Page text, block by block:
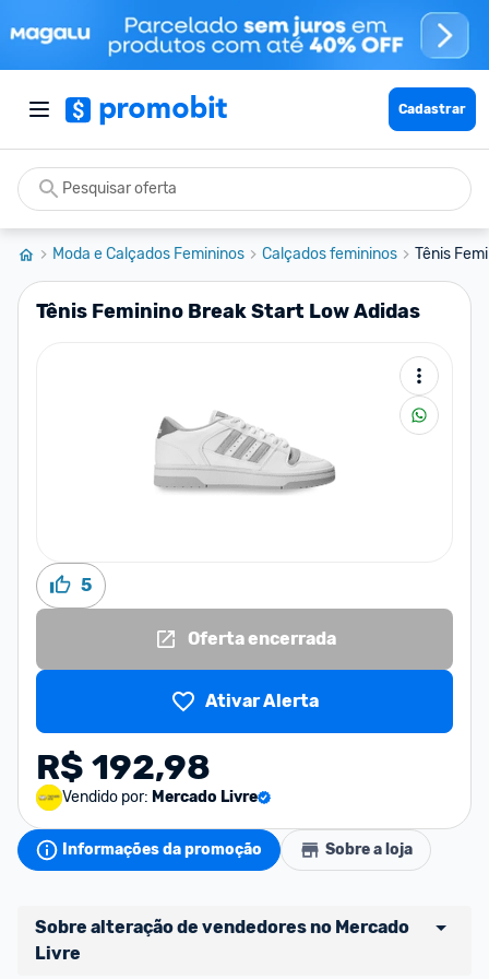
Cadastrar
Moda e Calçados Femininos Calçados femininos Tênis
Tênis Feminino Break Start Low Adidas
5
Oferta encerrada
Ativar Alerta
R$ 192,98
Vendido por: Mercado Livre
Informações da promoção Sobre a loja
Sobre alteração de vendedores no Mercado
Livre